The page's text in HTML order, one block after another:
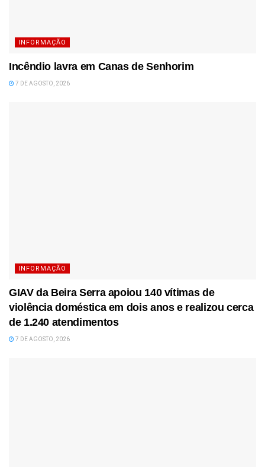
INFORMAÇÃO
Incêndio lavra em Canas de Senhorim
7 DE AGOSTO, 2026
INFORMAÇÃO
GIAV da Beira Serra apoiou 140 vítimas de
violência doméstica em dois anos e realizou cerca
de 1.240 atendimentos
7 DE AGOSTO, 2026